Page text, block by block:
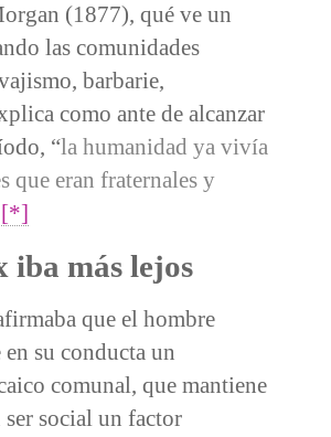
(1877), qué ve un
las comunidades
barbarie,
como ante de alcanzar
“la humanidad ya vivía
que eran fraternales y
[*]
iba más lejos
que el hombre
su conducta un
comunal, que mantiene
ser social un factor